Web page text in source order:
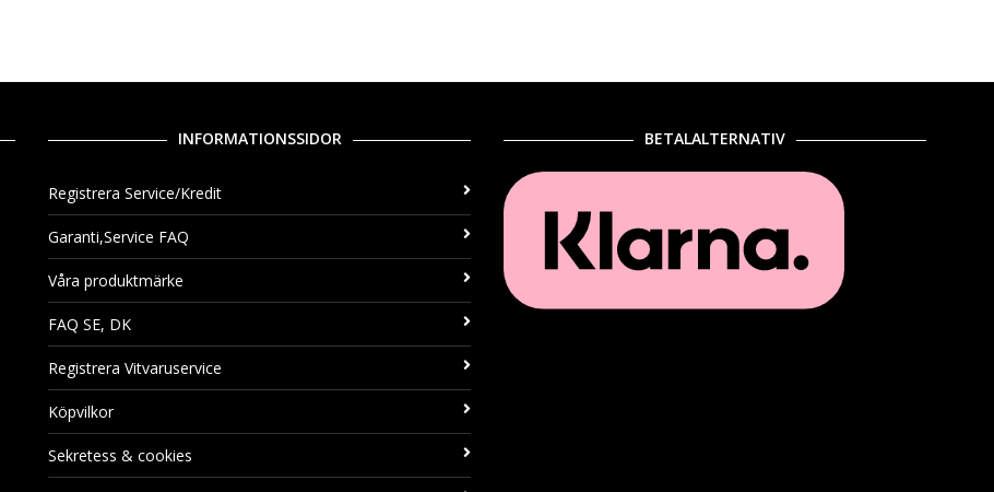
INFORMATIONSSIDOR
Registrera Service/Kredit
Garanti,Service FAQ
Våra produktmärke
FAQ SE, DK
Registrera Vitvaruservice
Köpvilkor
Sekretess & cookies
BETALALTERNATIV